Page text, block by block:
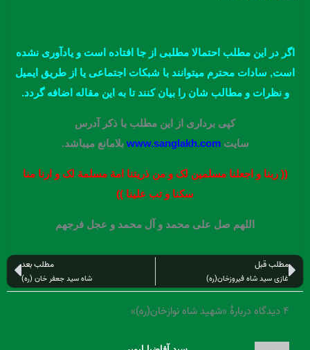
اﮔﺮ در این مطلب احتمالا مطلبی از جا افتاده است و یادآوری نشده
است, سادات محترم میتوانند با شبکات اجتماعی یا از طریق ایمیل
و نظرات و مطالب شان را بیان کنند تا به این مقاله اضافه گردد.
کپی برداری از این مطلب با ذکر آدرس
سایتwww.sanglakh.com بلامانع میباشد.
(( ربنا و اجعلنا مسلمین لک و من ذریتنا امة مسلمة لک و ارنا منا
سکنا و تب علینا ))
اللهم صل علی محمد و آل محمد و عجل فرجهم
قبلی
مطلب قبل
غازی سید شاه فیروزخان(ره)
مطلب بعد
شاه سید جعفر خان (ره)
۴ دیدگاه دربارهٔ «شهید شاه نوازخان(ره)»